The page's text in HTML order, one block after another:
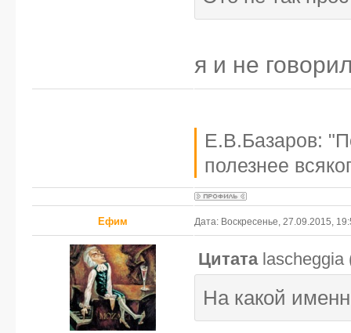
я и не
Е.В.Базаров:
полезнее
Ефим Дата: Воскресенье, 27.09.2015,
Цитата lascheggia
На какой